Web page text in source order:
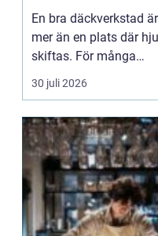
du tryggt och smart
En bra däckverkstad är
mer än en plats där
skiftas. För många
bilägare i Stockholm
handlar valet av
och trygghet i
Med hektisk trafik,
skiftande väder och
trånga
behöver däcken
perfekt...
30 juli 2026